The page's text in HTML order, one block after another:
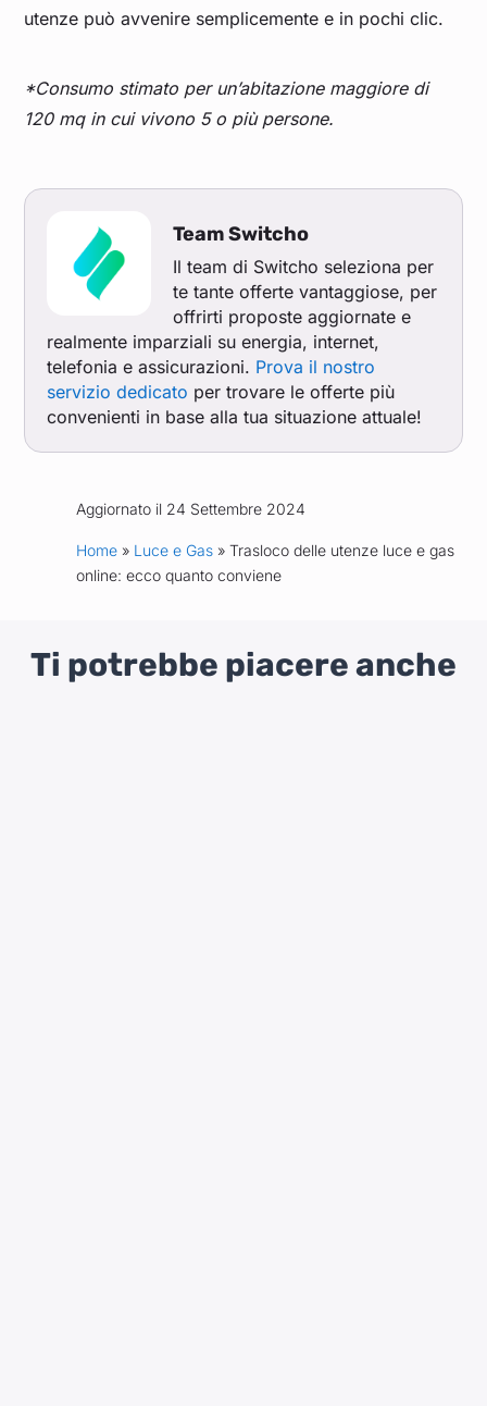
utenze può avvenire semplicemente e in pochi clic.
*Consumo stimato per un’abitazione maggiore di
120 mq in cui vivono 5 o più persone.
Team Switcho
Il team di Switcho seleziona per
te tante offerte vantaggiose, per
offrirti proposte aggiornate e
realmente imparziali su energia, internet,
telefonia e assicurazioni. Prova il nostro
servizio dedicato per trovare le offerte più
convenienti in base alla tua situazione attuale!
Aggiornato il 24 Settembre 2024
Home» Luce e Gas» Trasloco delle utenze luce e gas
online: ecco quanto conviene
Ti potrebbe piacere anche